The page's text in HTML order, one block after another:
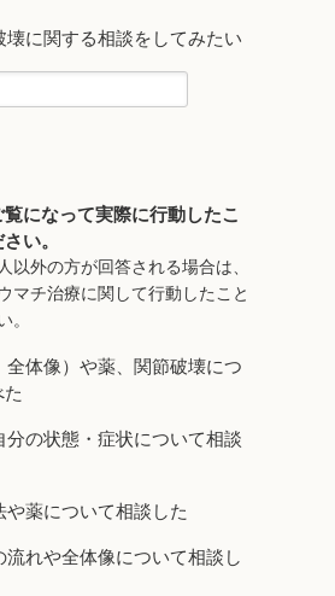
に関する相談をしてみたい
になって実際に行動したこ
い。
以外の方が回答される場合は、
マチ治療に関して行動したこと
。
体像）や薬、関節破壊につ
の状態・症状について相談
薬について相談した
れや全体像について相談し